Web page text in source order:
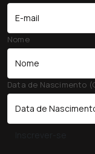
Nome
Data de Nascimento